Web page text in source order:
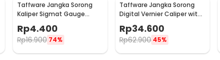
Taffware Jangka Sorong
Kaliper Sigmat Gauge
600
Rp4.400
Rp16.900 74%
Taffware Jangka Sorong
Digital Vernier Caliper with
LCD Screen 150mm - JIGO-
150
Rp34.600
Rp62.900 45%